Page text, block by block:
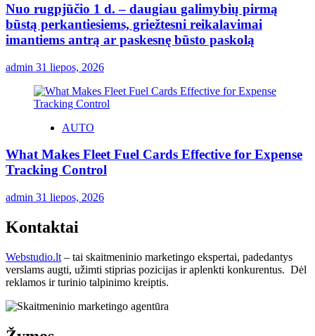
Nuo rugpjūčio 1 d. – daugiau galimybių pirmą
būstą perkantiesiems, griežtesni reikalavimai
imantiems antrą ar paskesnę būsto paskolą
admin 31 liepos, 2026
AUTO
What Makes Fleet Fuel Cards Effective for Expense
Tracking Control
admin 31 liepos, 2026
Kontaktai
Webstudio.lt – tai skaitmeninio marketingo ekspertai, padedantys
verslams augti, užimti stiprias pozicijas ir aplenkti konkurentus. Dėl
reklamos ir turinio talpinimo kreiptis.